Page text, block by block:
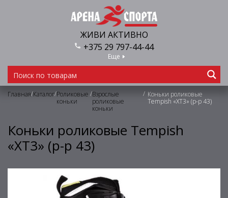
ЖИВИ АКТИВНО
+375 29 797-44-44
Еще
Главная/Каталог/Роликовые
коньки
/Взрослые
роликовые
коньки
/ Коньки роликовые
Tempish «XT3» (р-р 43)
Коньки роликовые Tempish
«XT3» (р-р 43)